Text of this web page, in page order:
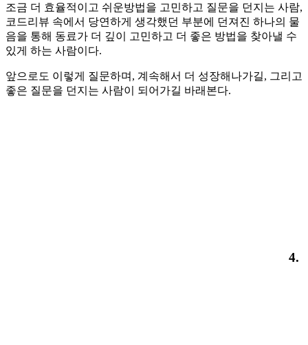
조금 더 효율적이고 쉬운방법을 고민하고 질문을 던지는 사람,
코드리뷰 속에서 당연하게 생각했던 부분에 던져진 하나의 물
음을 통해 동료가 더 깊이 고민하고 더 좋은 방법을 찾아낼 수
있게 하는 사람이다.
앞으로도 이렇게 질문하며, 계속해서 더 성장해나가길, 그리고
좋은 질문을 던지는 사람이 되어가길 바래본다.
4.